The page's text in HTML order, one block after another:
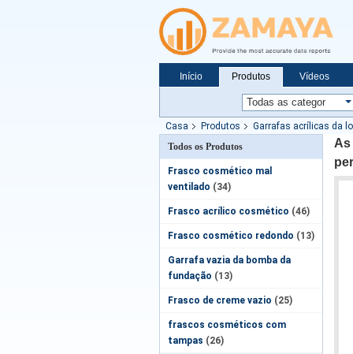
Início Produtos Vídeos
Casa
Produtos
Garrafas acrílicas da
Todos os Produtos
Frasco cosmético mal
ventilado (34)
Frasco acrílico cosmético (46)
Frasco cosmético redondo (13)
Garrafa vazia da bomba da
fundação (13)
Frasco de creme vazio (25)
frascos cosméticos com
tampas (26)
As